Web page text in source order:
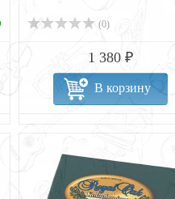
(0)
1 380 ₽
В корзину